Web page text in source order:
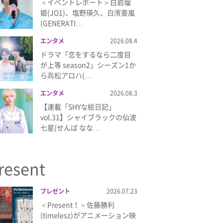
＜イベントレポート＞白岩瑠
姫(JO1)、塩野瑛久、白濱亜嵐
(GENERATI…
エンタメ 2026.08.4
ドラマ「恋をするなら二度目
が上等 season2」シーズン1か
ら髙松アロハ(…
エンタメ 2026.08.3
【連載「SHYな絵日記」
vol.31】シャイブラックの仙波
七星(せんば なな…
プレゼント 2026.07.23
＜Present！＞佐藤勝利
(timelesz)がアニメーション映